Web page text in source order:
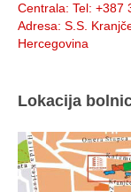
Centrala: Tel: +387
Adresa: S.S.
Hercegovina
Lokacija